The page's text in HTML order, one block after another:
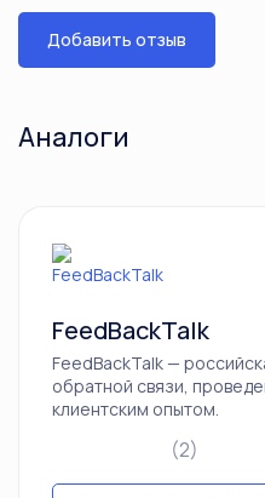
Добавить отзыв
Аналоги
FeedBackTalk
FeedBackTalk —
обратной связи,
клиентским опытом.
(2)